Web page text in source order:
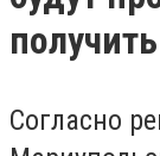
Согласно